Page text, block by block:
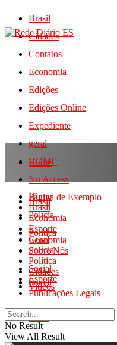
Brasil
Cidades
Contatos
Economia
Edições
Edições Online
Expediente
geral
HOME
No Access
Página de Exemplo
Polícia
Política
Sobre Nós
Social
Videos
Home
Brasil
Economia
Esporte
Geral
Home
Brasil
Economia
Esporte
Geral
Polícia
Política
Cidades
Social
Publicações Legais
No Result
View All Result